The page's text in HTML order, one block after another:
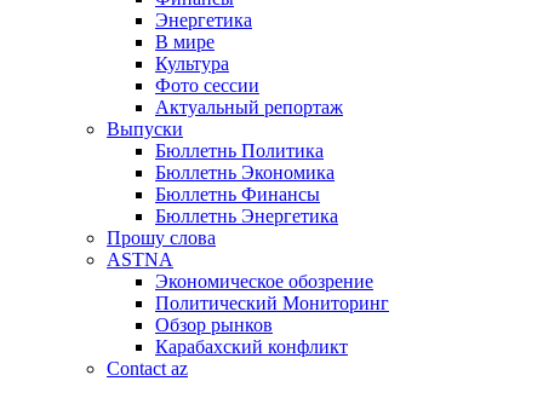
Энергетика
В мире
Культура
Фото сессии
Актуальный репортаж
Выпуски
Бюллетнь Политика
Бюллетнь Экономика
Бюллетнь Финансы
Бюллетнь Энергетика
Прошу слова
ASTNA
Экономическое обозрение
Политический Мониторинг
Обзор рынков
Карабахский конфликт
Contact az